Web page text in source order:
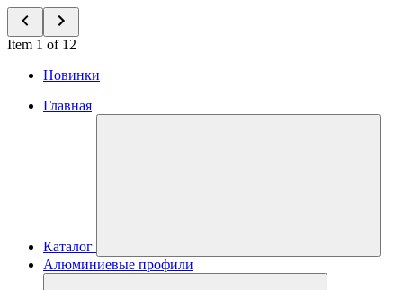
Item 1 of 12
Новинки
Главная
Каталог
Алюминиевые профили